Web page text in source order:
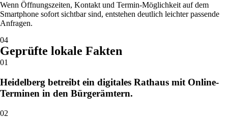
Wenn Öffnungszeiten, Kontakt und Termin-Möglichkeit auf dem
Smartphone sofort sichtbar sind, entstehen deutlich leichter passende
Anfragen.
04
Geprüfte lokale Fakten
01
Heidelberg betreibt ein digitales Rathaus mit Online-
Terminen in den Bürgerämtern.
02